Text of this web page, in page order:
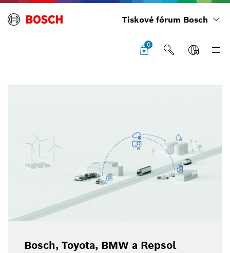
Tiskové fórum Bosch
0
Bosch, Toyota, BMW a Repsol